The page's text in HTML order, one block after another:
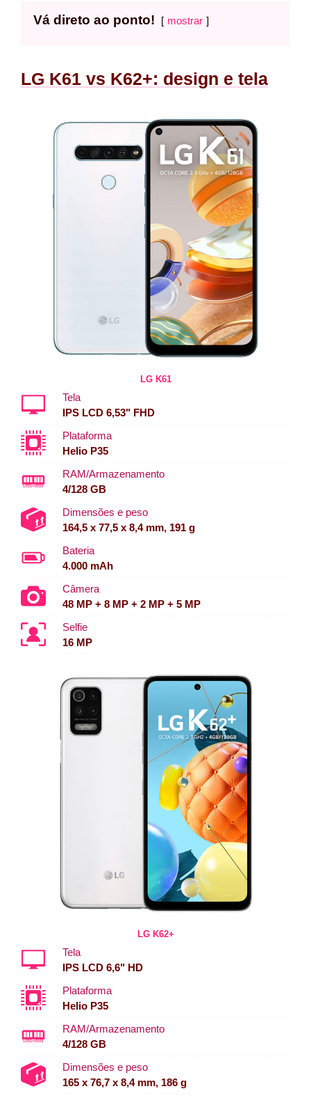
Vá direto ao ponto! mostrar
LG K61 vs K62+: design e tela
LG K61
Tela
IPS LCD 6,53" FHD
Plataforma
Helio P35
RAM/Armazenamento
4/128 GB
Dimensões e peso
164,5 x 77,5 x 8,4 mm, 191 g
Bateria
4.000 mAh
Câmera
48 MP + 8 MP + 2 MP + 5 MP
Selfie
16 MP
LG K62+
Tela
IPS LCD 6,6" HD
Plataforma
Helio P35
RAM/Armazenamento
4/128 GB
Dimensões e peso
165 x 76,7 x 8,4 mm, 186 g